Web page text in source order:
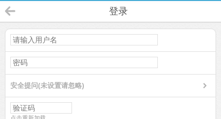
登录
安全提问(未设置请忽略)